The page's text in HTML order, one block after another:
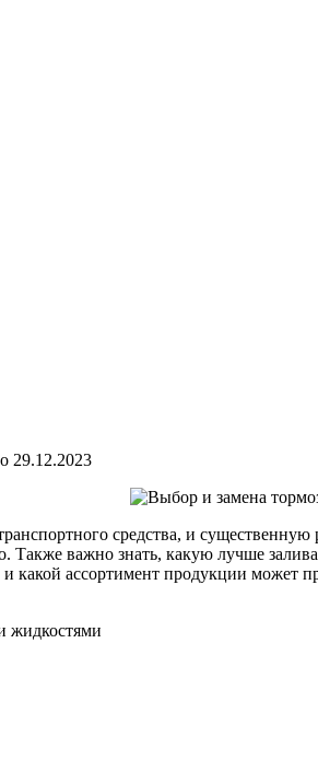
29.12.2023
средства, и
Также важно знать, какую лучше
и какой ассортимент продукции может
жидкостями